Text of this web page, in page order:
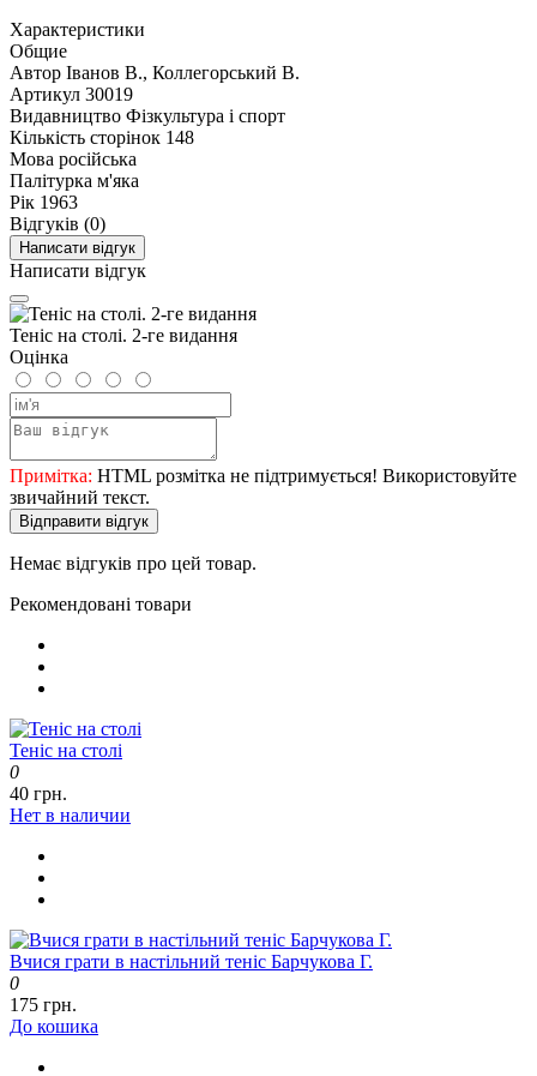
Характеристики
Общие
Автор Іванов В., Коллегорський В.
Артикул 30019
Видавництво Фізкультура і спорт
Кількість сторінок 148
Мова російська
Палітурка м'яка
Рік 1963
Відгуків (0)
Написати відгук
Написати відгук
Теніс на столі. 2-ге видання
Оцінка
Примітка: HTML розмітка не підтримується! Використовуйте
звичайний текст.
Відправити відгук
Немає відгуків про цей товар.
Рекомендовані товари
Теніс на столі
0
40 грн.
Нет в наличии
Вчися грати в настільний теніс Барчукова Г.
0
175 грн.
До кошика